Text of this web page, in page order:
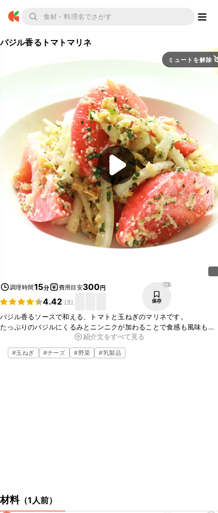
バジル香るトマトマリネ
ミュートを解除
調理時間15分 費用目安300円
4.42 (9)
897
保存
バジル香るソースで和える、トマトと玉ねぎのマリネです。
たっぷりのバジルにくるみとニンニクが加わることで食感も風味もプ
ラスされ、香り豊かなマリネに仕上がっています。
パンに乗せたり、お酒のおつまみとしてもオススメです。
紹介文をすべて見る
#玉ねぎ #チーズ #野菜 #乳製品
材料（1人前）